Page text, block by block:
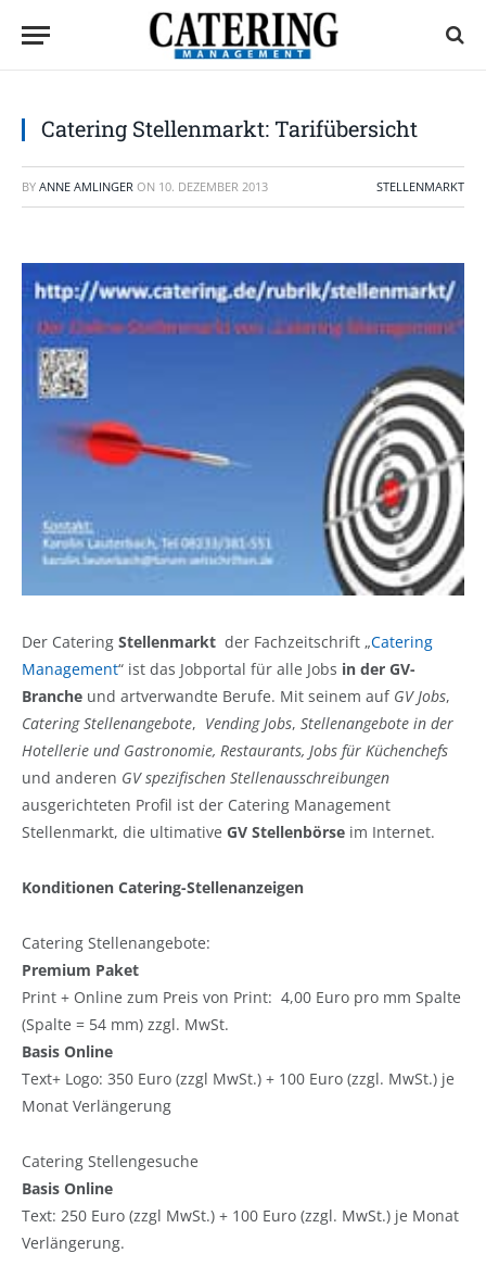
Catering Stellenmarkt: Tarifübersicht
BY ANNE AMLINGER ON 10. DEZEMBER 2013 STELLENMARKT
Der Catering Stellenmarkt der Fachzeitschrift „Catering
Management“ ist das Jobportal für alle Jobs in der GV-
Branche und artverwandte Berufe. Mit seinem auf GV Jobs,
Catering Stellenangebote, Vending Jobs, Stellenangebote in der
Hotellerie und Gastronomie, Restaurants, Jobs für Küchenchefs
und anderen GV spezifischen Stellenausschreibungen
ausgerichteten Profil ist der Catering Management
Stellenmarkt, die ultimative GV Stellenbörse im Internet.
Konditionen Catering-Stellenanzeigen
Catering Stellenangebote:
Premium Paket
Print + Online zum Preis von Print: 4,00 Euro pro mm Spalte
(Spalte = 54 mm) zzgl. MwSt.
Basis Online
Text+ Logo: 350 Euro (zzgl MwSt.) + 100 Euro (zzgl. MwSt.) je
Monat Verlängerung
Catering Stellengesuche
Basis Online
Text: 250 Euro (zzgl MwSt.) + 100 Euro (zzgl. MwSt.) je Monat
Verlängerung.